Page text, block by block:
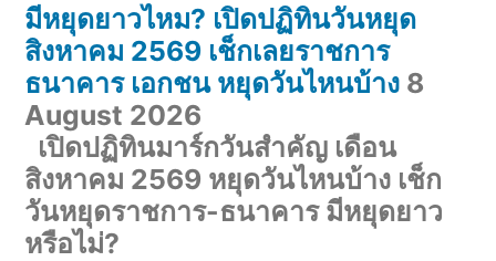
มีหยุดยาวไหม? เปิดปฏิทินวันหยุด
สิงหาคม 2569 เช็กเลยราชการ
ธนาคาร เอกชน หยุดวันไหนบ้าง 8
August 2026
เปิดปฏิทินมาร์กวันสำคัญ เดือน
สิงหาคม 2569 หยุดวันไหนบ้าง เช็ก
วันหยุดราชการ-ธนาคาร มีหยุดยาว
หรือไม่?